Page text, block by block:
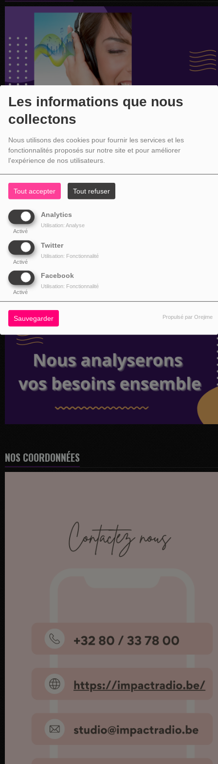
Les informations que nous
collectons
Nous utilisons des cookies pour fournir les services et les
fonctionnalités proposés sur notre site et pour améliorer
l'expérience de nos utilisateurs.
Tout accepter Tout refuser
Analytics
Activé
Utilisation: Analyse
Twitter
Activé
Utilisation: Fonctionnalité
Facebook
Activé
Utilisation: Fonctionnalité
Sauvegarder Propulsé par Orejime
NOS COORDONNÉES